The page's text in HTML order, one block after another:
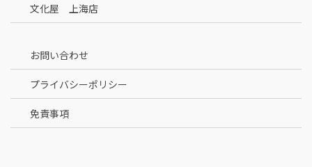
文化屋 上海店
お問い合わせ
プライバシーポリシー
免責事項